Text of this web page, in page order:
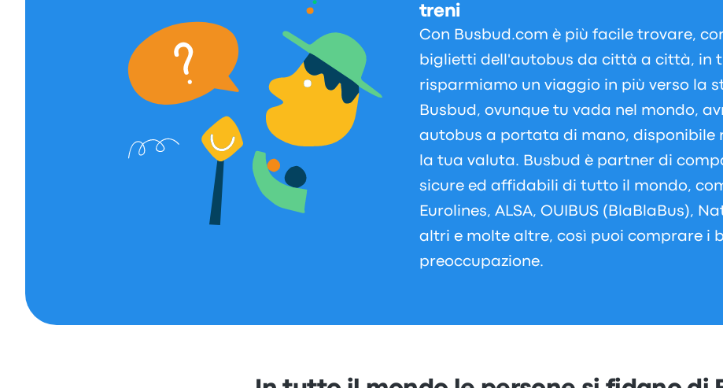
treni
Con Busbud.com è più facile trovare,
biglietti dell'autobus da città a città, in
risparmiamo un viaggio in più verso la
Busbud, ovunque tu vada nel mondo,
autobus a portata di mano, disponibile
la tua valuta. Busbud è partner di
sicure ed affidabili di tutto il mondo,
Eurolines, ALSA, OUIBUS (BlaBlaBus),
altri e molte altre, così puoi comprare i
preoccupazione.